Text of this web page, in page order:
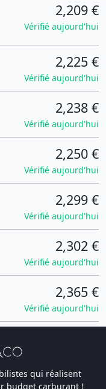
2,209 €
Vérifié aujourd'hui
2,225 €
Vérifié aujourd'hui
2,238 €
Vérifié aujourd'hui
2,250 €
Vérifié aujourd'hui
2,299 €
Vérifié aujourd'hui
2,302 €
Vérifié aujourd'hui
2,365 €
Vérifié aujourd'hui
qui réalisent
budget carburant !